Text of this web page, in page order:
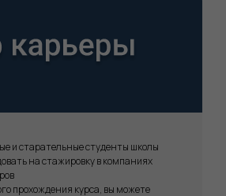
и старательные студенты школы
на стажировку в компаниях
прохождения курса, вы можете